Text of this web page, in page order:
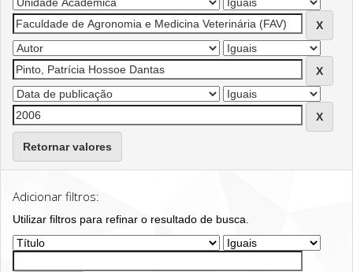
Retornar valores
Adicionar filtros:
Utilizar filtros para refinar o resultado de busca.